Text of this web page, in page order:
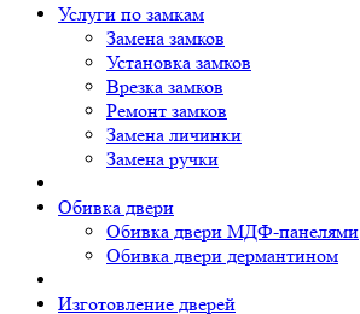
Услуги по замкам
Замена замков
Установка замков
Врезка замков
Ремонт замков
Замена личинки
Замена ручки
Обивка двери
Обивка двери МДФ-панелями
Обивка двери дермантином
Изготовление дверей